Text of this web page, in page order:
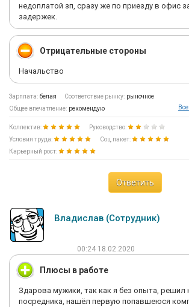
недоплатой зп, сразу же по приезду в офис
задержек.
Отрицательные стороны
Начальство
Зарплата: белая Соответствие рынку: рыночное
Общее впечатление: рекомендую
Коллектив:
Руководство:
Условия труда:
Соц.пакет:
Карьерный рост:
Ответить
Владислав (Сотрудник)
00:24 18.02.2020
Плюсы в работе
Здарова мужики, так как я без опыта, решил
посредника, нашёл первую попавшеюся